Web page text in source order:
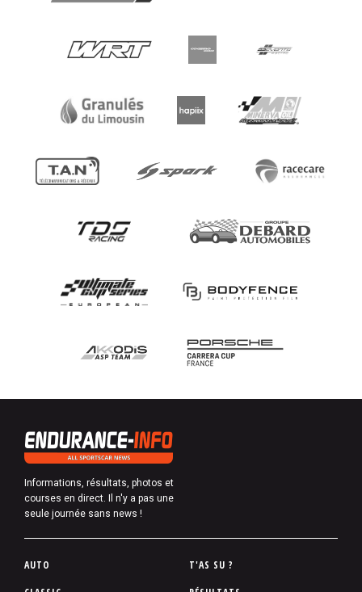
Informations, résultats, photos et
courses en direct. Il n'y a pas une
seule journée sans news !
P
AUTO
T'AS SU ?